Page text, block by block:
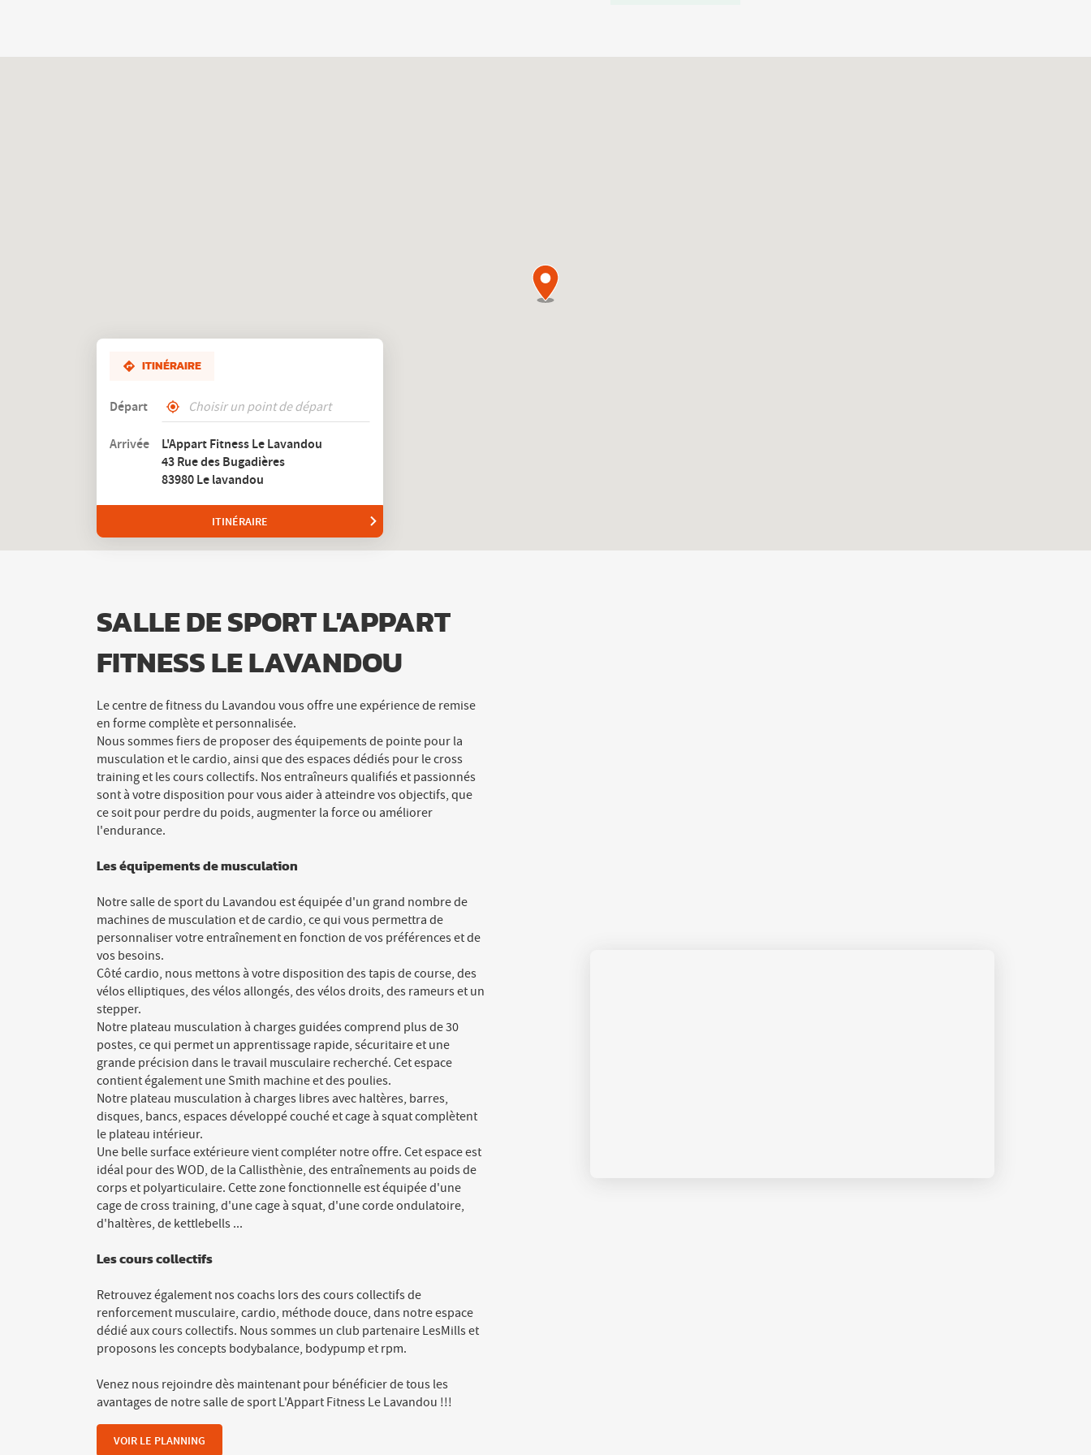
ITINÉRAIRE
Départ
,
un
club
L'Appart
À
Arrivée
L'Appart Fitness Le Lavandou
43 Rue des Bugadières
83980 Le lavandou
ITINÉRAIRE
JUSQU'AU
SALLE DE SPORT L'APPART
FITNESS LE LAVANDOU
Le centre de fitness du Lavandou vous offre une expérience de remise
en forme complète et personnalisée.
Nous sommes fiers de proposer des équipements de pointe pour la
musculation et le cardio, ainsi que des espaces dédiés pour le cross
training et les cours collectifs. Nos entraîneurs qualifiés et passionnés
sont à votre disposition pour vous aider à atteindre vos objectifs, que
ce soit pour perdre du poids, augmenter la force ou améliorer
l'endurance.
Les équipements de musculation
Notre salle de sport du Lavandou est équipée d'un grand nombre de
machines de musculation et de cardio, ce qui vous permettra de
personnaliser votre entraînement en fonction de vos préférences et de
vos besoins.
Côté cardio, nous mettons à votre disposition des tapis de course, des
vélos elliptiques, des vélos allongés, des vélos droits, des rameurs et un
stepper.
Notre plateau musculation à charges guidées comprend plus de 30
postes, ce qui permet un apprentissage rapide, sécuritaire et une
grande précision dans le travail musculaire recherché. Cet espace
contient également une Smith machine et des poulies.
Notre plateau musculation à charges libres avec haltères, barres,
disques, bancs, espaces développé couché et cage à squat complètent
le plateau intérieur.
Une belle surface extérieure vient compléter notre offre. Cet espace est
idéal pour des WOD, de la Callisthènie, des entraînements au poids de
corps et polyarticulaire. Cette zone fonctionnelle est équipée d'une
cage de cross training, d'une cage à squat, d'une corde ondulatoire,
d'haltères, de kettlebells ...
Les cours collectifs
Retrouvez également nos coachs lors des cours collectifs de
renforcement musculaire, cardio, méthode douce, dans notre espace
dédié aux cours collectifs. Nous sommes un club partenaire LesMills et
proposons les concepts bodybalance, bodypump et rpm.
Venez nous rejoindre dès maintenant pour bénéficier de tous les
avantages de notre salle de sport L'Appart Fitness Le Lavandou !!!
VOIR LE PLANNING